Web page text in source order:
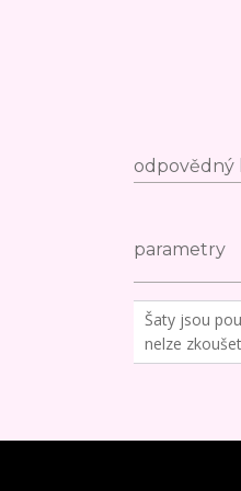
odpovědný
parametry
Šaty jsou
nelze